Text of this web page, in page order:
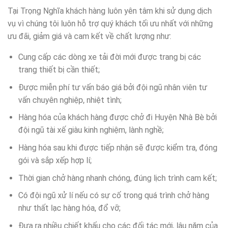
Tại Trọng Nghĩa khách hàng luôn yên tâm khi sử dụng dịch
vụ vì chúng tôi luôn hỗ trợ quý khách tối ưu nhất với những
ưu đãi, giảm giá và cam kết về chất lượng như:
Cung cấp các dòng xe tải đời mới được trang bị các
trang thiết bị cần thiết;
Được miễn phí tư vấn báo giá bởi đội ngũ nhân viên tư
vấn chuyên nghiệp, nhiệt tình;
Hàng hóa của khách hàng được chở đi Huyện Nhà Bè bởi
đội ngũ tài xế giàu kinh nghiệm, lành nghề;
Hàng hóa sau khi được tiếp nhận sẽ được kiểm tra, đóng
gói và sắp xếp hợp lí;
Thời gian chở hàng nhanh chóng, đúng lịch trình cam kết;
Có đội ngũ xử lí nếu có sự cố trong quá trình chở hàng
như thất lạc hàng hóa, đổ vỡ;
Đưa ra nhiều chiết khấu cho các đối tác mới, lâu năm của